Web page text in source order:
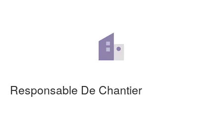
Responsable De Chantier